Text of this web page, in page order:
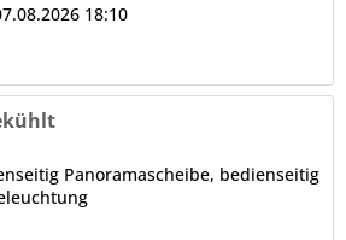
18:10
Panoramascheibe, bedienseitig